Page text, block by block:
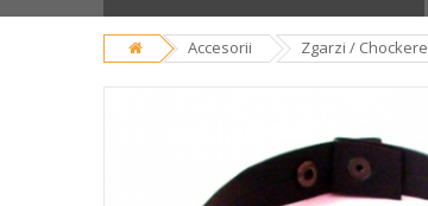
Accesorii Zgarzi / Chockere